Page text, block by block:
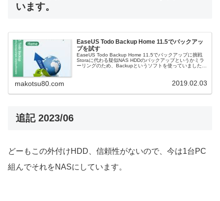
います。
EaseUS Todo Backup Home 11.5でバックアッ
プを試す
EaseUS Todo Backup Home 11.5でバックアップに挑戦
Storaに代わる疑似NAS HDDのバックアップというかミラ
ーリングのため、Backupというソフトを使っていました。
makotsu80.com 2019.02.03
追記 2023/06
どーもこの外付けHDD、信頼性がないので、今は1台PC
組んでそれをNASにしています。